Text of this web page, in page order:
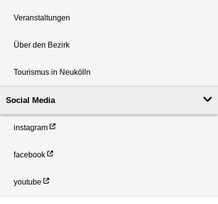
Veranstaltungen
Über den Bezirk
Tourismus in Neukölln
Social Media
instagram
facebook
youtube